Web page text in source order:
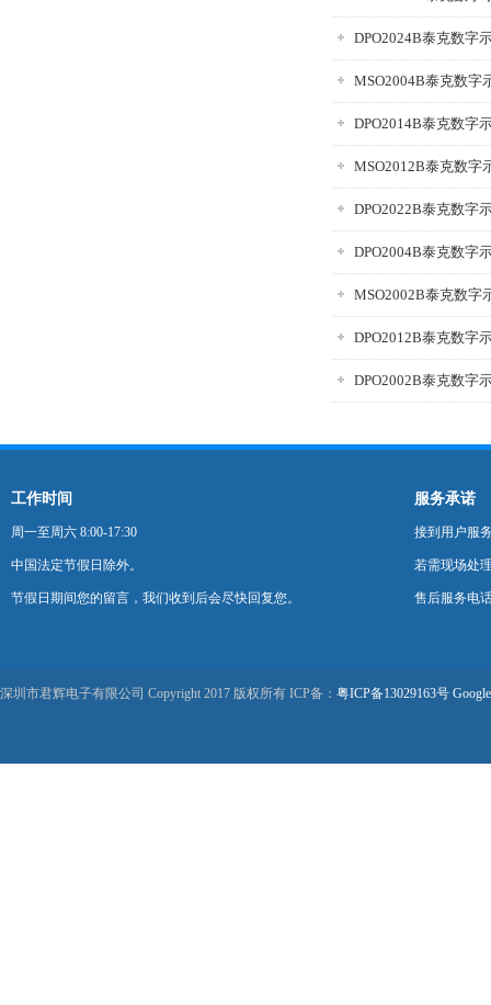
DPO2024B泰克数字
MSO2004B泰克数字
DPO2014B泰克数字
MSO2012B泰克数字
DPO2022B泰克数字
DPO2004B泰克数字
MSO2002B泰克数字
DPO2012B泰克数字
DPO2002B泰克数字
工作时间
周一至周六 8:00-17:30
中国法定节假日除外。
节假日期间您的留言，我们收到后会尽快回复您。
服务承诺
接到用户服
若需现场处
售后服务电
深圳市君辉电子有限公司 Copyright 2017 版权所有 ICP备： 粤ICP备13029163号